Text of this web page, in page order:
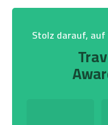
Stolz darauf,